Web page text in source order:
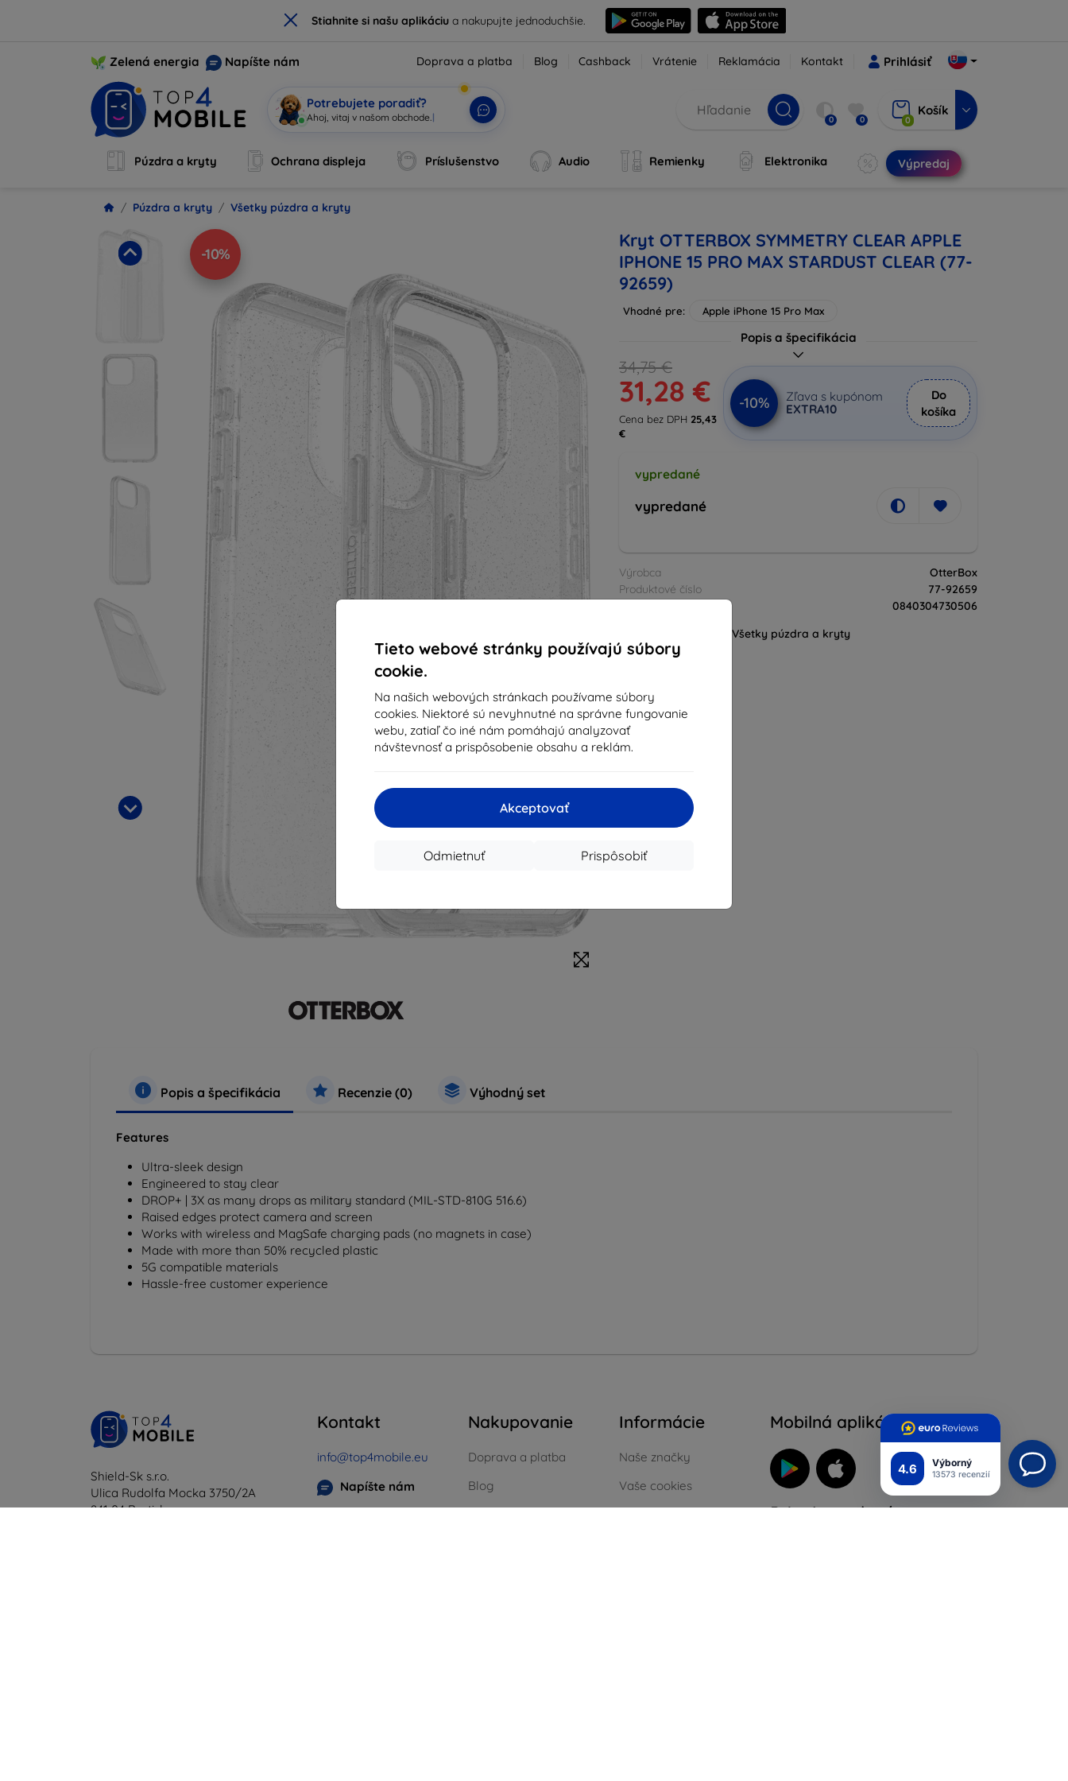
× Stiahnite si našu aplikáciua nakupujte jednoduchšie.
4.6 Výborný
13573 recenzií
Tieto webové stránky používajú súbory
cookie.
Na našich webových stránkach používame súbory
cookies. Niektoré sú nevyhnutné na správne fungovanie
webu, zatiaľ čo iné nám pomáhajú analyzovať
návštevnosť a prispôsobenie obsahu a reklám.
Akceptovať
Prispôsobiť
Odmietnuť
Zelená energia Napíšte nám Doprava a platba Blog Cashback Vrátenie Reklamácia Kontakt Prihlásiť
Potrebujete poradiť?
Ahoj, vitaj v | 0 0 0
Košík
Púzdra a kryty Ochrana displeja Príslušenstvo Audio Remienky Elektronika Výpredaj
Púzdra a kryty Všetky púzdra a kryty
-10%
Kryt OTTERBOX SYMMETRY CLEAR APPLE
IPHONE 15 PRO MAX STARDUST CLEAR (77-
92659)
Vhodné pre: Apple iPhone 15 Pro Max
Popis a špecifikácia
34,75 €
31,28 €
Cena bez DPH 25,43
€
-10%
Zľava s kupónom
EXTRA10
Do
košíka
vypredané
vypredané
Výrobca
OtterBox
Produktové číslo
77-92659
0840304730506
Všetky púzdra a kryty
Popis a špecifikácia Recenzie (0) Výhodný set
Features
Ultra-sleek design
Engineered to stay clear
DROP+ | 3X as many drops as military standard (MIL-STD-810G 516.6)
Raised edges protect camera and screen
Works with wireless and MagSafe charging pads (no magnets in case)
Made with more than 50% recycled plastic
5G compatible materials
Hassle-free customer experience
Shield-Sk s.r.o.
Ulica Rudolfa Mocka 3750/2A
841 04 Bratislava
Kontakt
info@top4mobile.eu
Napíšte nám
Nakupovanie
Doprava a platba
Blog
Informácie
Naše značky
Vaše cookies
Mobilná aplikácia
Pripojte sa k nám